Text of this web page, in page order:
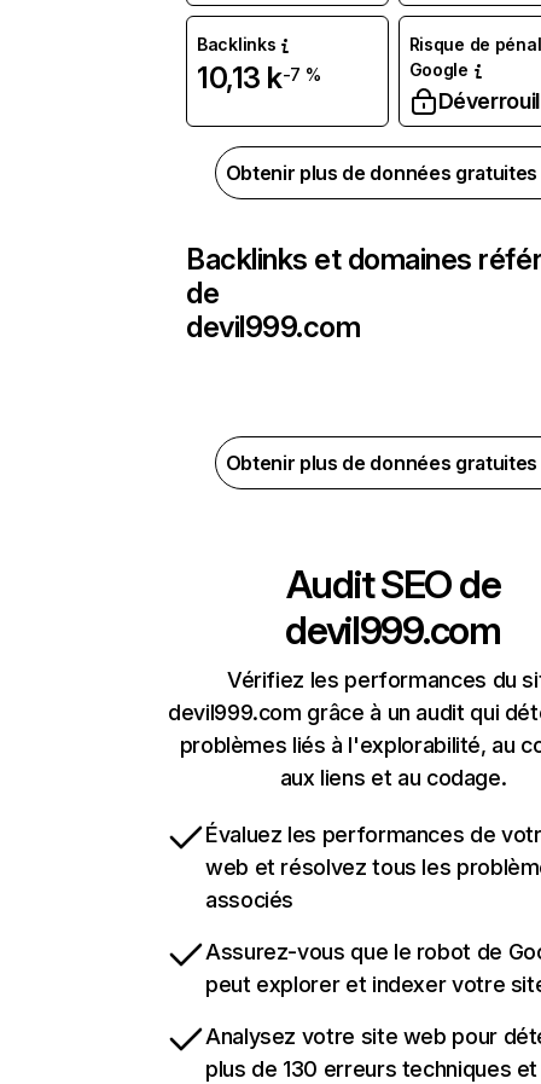
Backlinks
10,13 k-7 %
Risque de
Google
Obtenir plus de données
Backlinks et domaines
de
devil999.com
Obtenir plus de données
Audit SEO de
devil999.com
Vérifiez les performances du
devil999.com grâce à un audit qui
problèmes liés à l'explorabilité, au
aux liens et au codage.
Évaluez les performances de
web et résolvez tous les
associés
Assurez-vous que le robot de
peut explorer et indexer votre
Analysez votre site web pour
plus de 130 erreurs techniques et